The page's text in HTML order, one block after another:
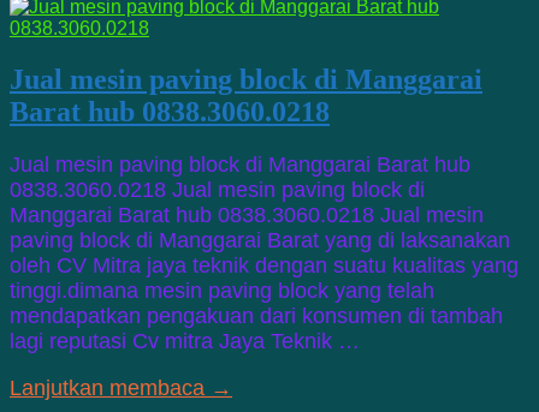
Jual mesin paving block di Manggarai
Barat hub 0838.3060.0218
Jual mesin paving block di Manggarai Barat hub
0838.3060.0218 Jual mesin paving block di
Manggarai Barat hub 0838.3060.0218 Jual mesin
paving block di Manggarai Barat yang di laksanakan
oleh CV Mitra jaya teknik dengan suatu kualitas yang
tinggi.dimana mesin paving block yang telah
mendapatkan pengakuan dari konsumen di tambah
lagi reputasi Cv mitra Jaya Teknik …
Lanjutkan membaca →